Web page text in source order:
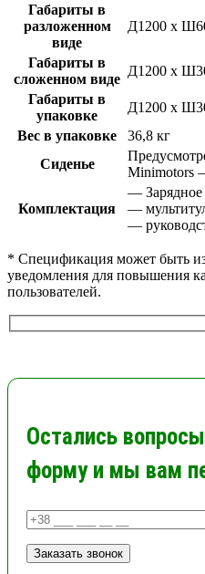
Габариты в
разложенном
виде
Д1200 х
Габариты в
сложенном виде
Д1200 х
Габариты в
упаковке
Д1200 х
Вес в упаковке
36,8 кг
Сиденье
Minimotors
Комплектация
— Зарядное
—
—
* Спецификация может быть
уведомления для повышения
пользователей.
Остались
форму и мы вам